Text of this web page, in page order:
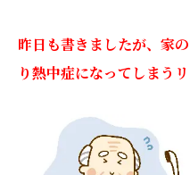
昨日も書きましたが、家
り熱中症になってしまう